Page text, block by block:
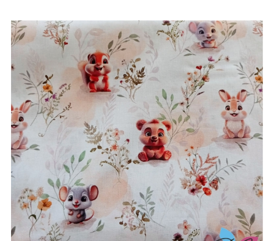
through
7.50€
Tecidos infantis – esquilos e outros